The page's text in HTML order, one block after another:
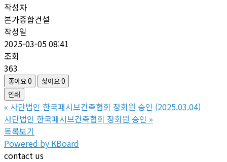
작성자
본가종합건설
작성일
2025-03-05 08:41
조회
363
좋아요0 싫어요0
인쇄
« 사단법인 한국패시브건축협회 정회원 승인 (2025.03.04)
사단법인 한국패시브건축협회 정회원 승인 »
목록보기
Powered by KBoard
contact us